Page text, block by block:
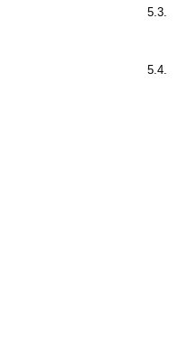
5.3.
5.4.